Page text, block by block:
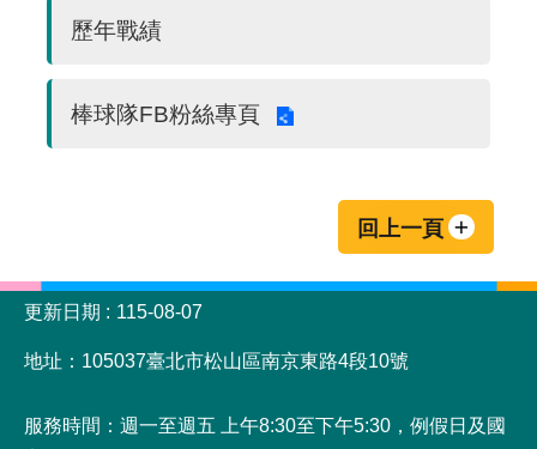
歷年戰績
棒球隊FB粉絲專頁
回上一頁
:::
更新日期
115-08-07
地址：105037臺北市松山區南京東路4段10號
服務時間：週一至週五 上午8:30至下午5:30，例假日及國